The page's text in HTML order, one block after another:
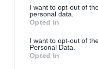
not limited to your visit or
grant or deny consent to
use your data for below
consent section.
I want to opt-out of
personal data.
Opted In
I want to opt-out of
Personal Data.
Opted In
Országos, áztató
eső a következő 6-
várható, csak…
akár